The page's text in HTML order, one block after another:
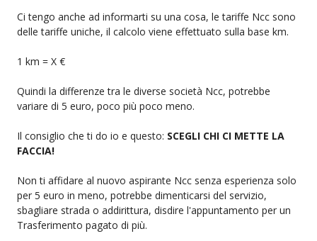
Ci tengo anche ad informarti su una cosa, le tariffe Ncc sono
delle tariffe uniche, il calcolo viene effettuato sulla base km.
1 km = X €
Quindi la differenze tra le diverse società Ncc, potrebbe
variare di 5 euro, poco più poco meno.
Il consiglio che ti do io e questo: SCEGLI CHI CI METTE LA
FACCIA!
Non ti affidare al nuovo aspirante Ncc senza esperienza solo
per 5 euro in meno, potrebbe dimenticarsi del servizio,
sbagliare strada o addirittura, disdire l'appuntamento per un
Trasferimento pagato di più.